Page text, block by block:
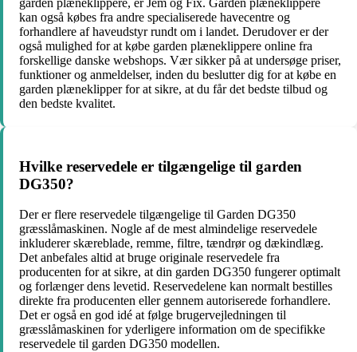
kan også købes fra andre specialiserede havecentre og
forhandlere af haveudstyr rundt om i landet. Derudover er der
også mulighed for at købe garden plæneklippere online fra
forskellige danske webshops. Vær sikker på at undersøge priser,
funktioner og anmeldelser, inden du beslutter dig for at købe en
garden plæneklipper for at sikre, at du får det bedste tilbud og
den bedste kvalitet.
Hvilke reservedele er tilgængelige til garden
DG350?
Der er flere reservedele tilgængelige til Garden DG350
græsslåmaskinen. Nogle af de mest almindelige reservedele
inkluderer skæreblade, remme, filtre, tændrør og dækindlæg.
Det anbefales altid at bruge originale reservedele fra
producenten for at sikre, at din garden DG350 fungerer optimalt
og forlænger dens levetid. Reservedelene kan normalt bestilles
direkte fra producenten eller gennem autoriserede forhandlere.
Det er også en god idé at følge brugervejledningen til
græsslåmaskinen for yderligere information om de specifikke
reservedele til garden DG350 modellen.